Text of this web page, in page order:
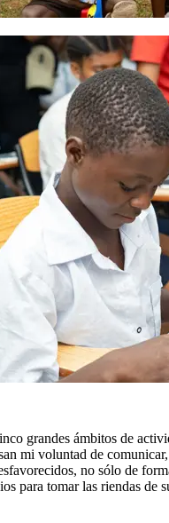
grandes ámbitos de
mi voluntad de
no sólo de
para tomar las riendas de